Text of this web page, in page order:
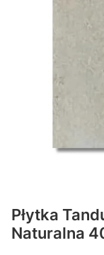
Płytka
Naturalna